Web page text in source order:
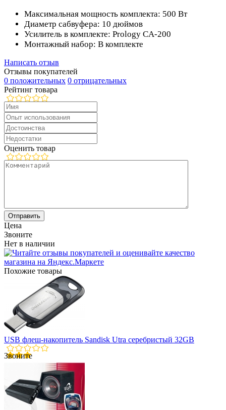
Максимальная мощность комплекта: 500 Вт
Диаметр сабвуфера: 10 дюймов
Усилитель в комплекте: Prology CA-200
Монтажный набор: В комплекте
Написать отзыв
Отзывы покупателей
0 положительных 0 отрицательных
Рейтинг товара
Оценить товар
Цена
Звоните
Нет в наличии
Похожие товары
USB флеш-накопитель Sandisk Utra серебристый 32GB
Звоните